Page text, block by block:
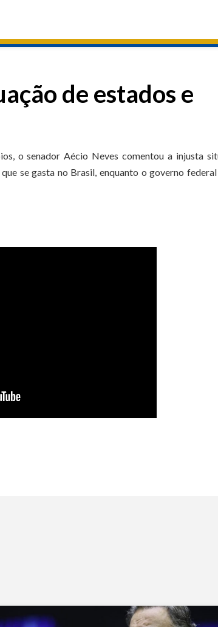
de estados e
o senador Aécio Neves comentou a injusta
se gasta no Brasil, enquanto o governo